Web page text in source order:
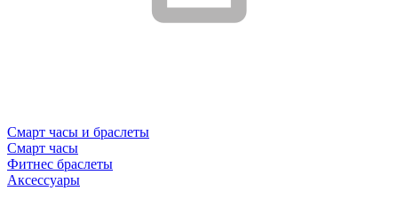
Смарт часы и браслеты
Смарт часы
Фитнес браслеты
Аксессуары